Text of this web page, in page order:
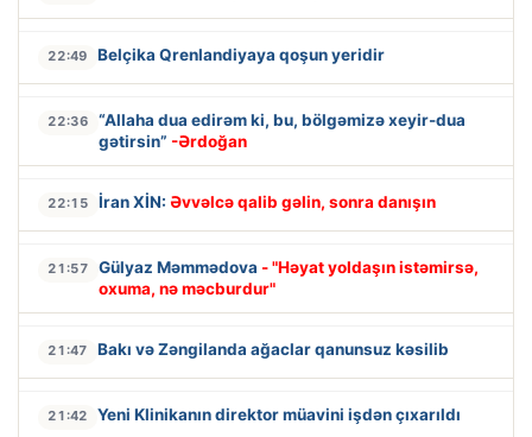
22:49 Belçika Qrenlandiyaya qoşun yeridir
22:36
“Allaha dua edirəm ki, bu, bölgəmizə xeyir-dua
gətirsin” -Ərdoğan
22:15 İran XİN: Əvvəlcə qalib gəlin, sonra danışın
21:57 Gülyaz Məmmədova - "Həyat yoldaşın istəmirsə,
oxuma, nə məcburdur"
21:47 Bakı və Zəngilanda ağaclar qanunsuz kəsilib
21:42 Yeni Klinikanın direktor müavini işdən çıxarıldı